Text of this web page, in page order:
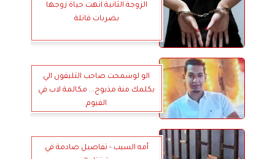
الزوجة الثانية انهت حياة زوجها
بضربات قاتلة
الو لوسمحت صاحب التلبفون الي
بكلمك منة مذبوح... مكالمة لاب في
الفيوم
أمه السبب - تفاصيل صادمة في